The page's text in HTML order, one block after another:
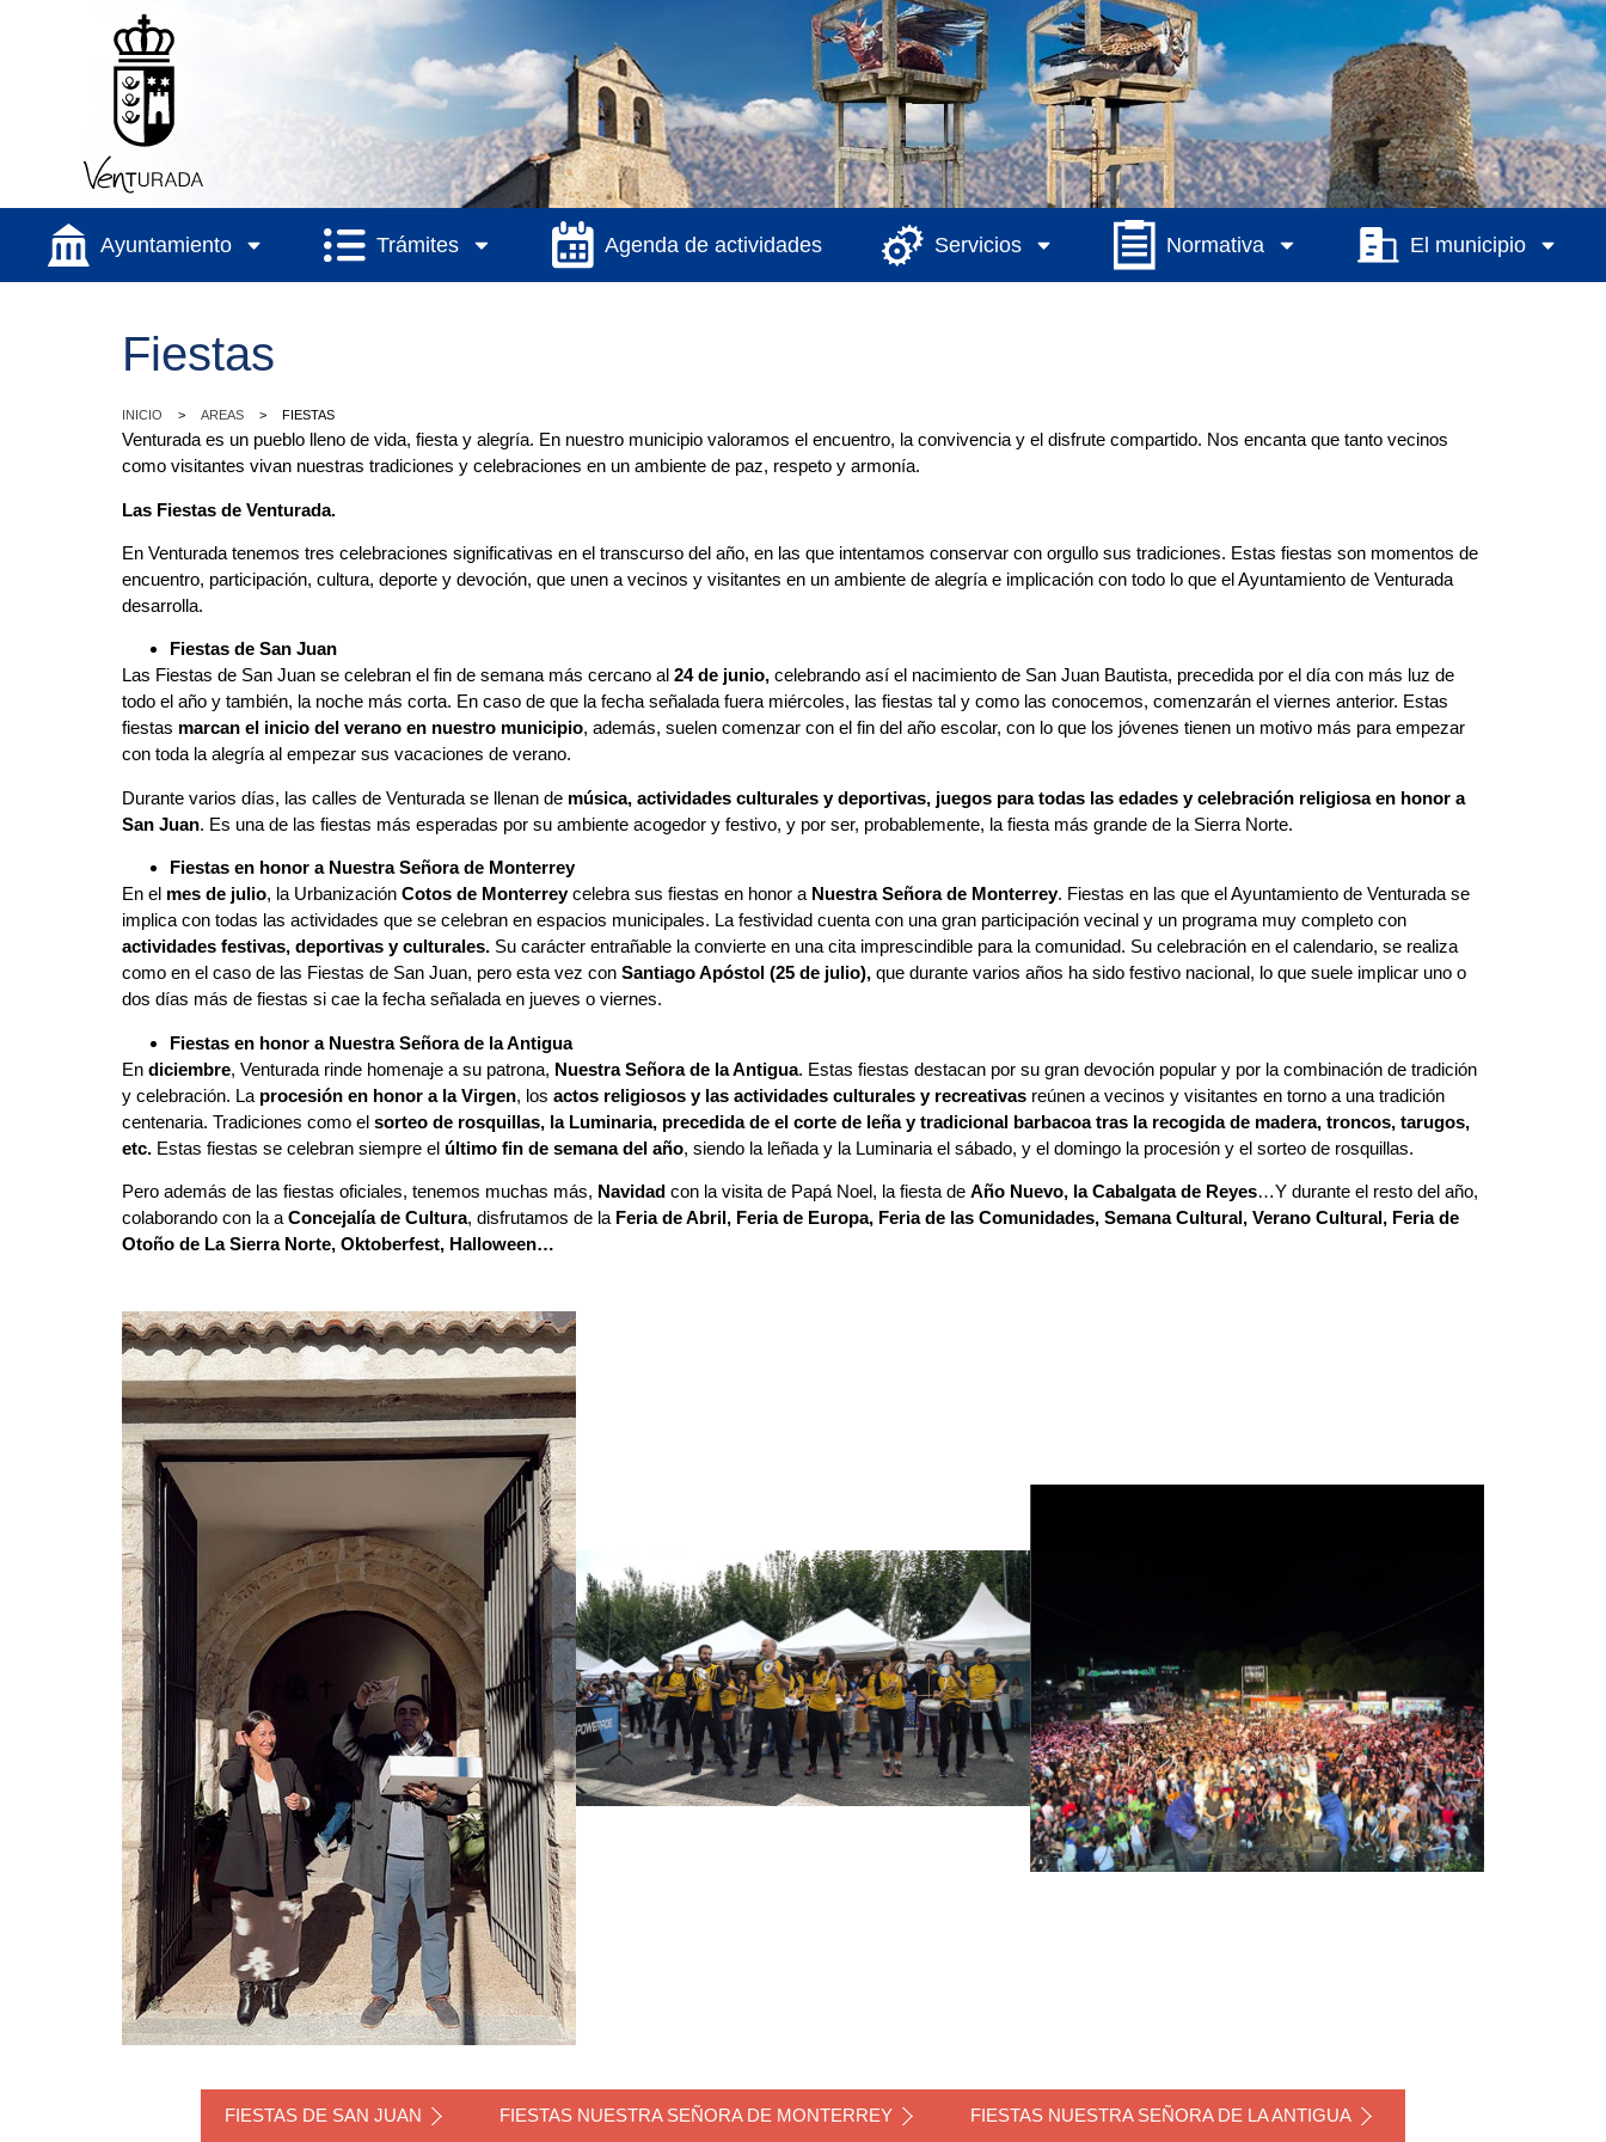
Ayuntamiento Trámites Agenda de actividades Servicios Normativa El municipio
Fiestas
INICIO > AREAS > FIESTAS
Venturada es un pueblo lleno de vida, fiesta y alegría. En nuestro municipio valoramos el encuentro, la convivencia y el disfrute compartido. Nos encanta que tanto vecinos
como visitantes vivan nuestras tradiciones y celebraciones en un ambiente de paz, respeto y armonía.
Las Fiestas de Venturada.
En Venturada tenemos tres celebraciones significativas en el transcurso del año, en las que intentamos conservar con orgullo sus tradiciones. Estas fiestas son momentos de
encuentro, participación, cultura, deporte y devoción, que unen a vecinos y visitantes en un ambiente de alegría e implicación con todo lo que el Ayuntamiento de Venturada
desarrolla.
Fiestas de San Juan
Las Fiestas de San Juan se celebran el fin de semana más cercano al 24 de junio, celebrando así el nacimiento de San Juan Bautista, precedida por el día con más luz de
todo el año y también, la noche más corta. En caso de que la fecha señalada fuera miércoles, las fiestas tal y como las conocemos, comenzarán el viernes anterior. Estas
fiestas marcan el inicio del verano en nuestro municipio, además, suelen comenzar con el fin del año escolar, con lo que los jóvenes tienen un motivo más para empezar
con toda la alegría al empezar sus vacaciones de verano.
Durante varios días, las calles de Venturada se llenan de música, actividades culturales y deportivas, juegos para todas las edades y celebración religiosa en honor a
San Juan. Es una de las fiestas más esperadas por su ambiente acogedor y festivo, y por ser, probablemente, la fiesta más grande de la Sierra Norte.
Fiestas en honor a Nuestra Señora de Monterrey
En el mes de julio, la Urbanización Cotos de Monterreycelebra sus fiestas en honor a Nuestra Señora de Monterrey. Fiestas en las que el Ayuntamiento de Venturada se
implica con todas las actividades que se celebran en espacios municipales. La festividad cuenta con una gran participación vecinal y un programa muy completo con
actividades festivas, deportivas y culturales. Su carácter entrañable la convierte en una cita imprescindible para la comunidad. Su celebración en el calendario, se realiza
como en el caso de las Fiestas de San Juan, pero esta vez con Santiago Apóstol (25 de julio), que durante varios años ha sido festivo nacional, lo que suele implicar uno o
dos días más de fiestas si cae la fecha señalada en jueves o viernes.
Fiestas en honor a Nuestra Señora de la Antigua
En diciembre, Venturada rinde homenaje a su patrona, Nuestra Señora de la Antigua. Estas fiestas destacan por su gran devoción popular y por la combinación de tradición
y celebración. La procesión en honor a la Virgen, los actos religiosos y las actividades culturales y recreativas reúnen a vecinos y visitantes en torno a una tradición
centenaria. Tradiciones como el sorteo de rosquillas, la Luminaria, precedida de el corte de leña y tradicional barbacoa tras la recogida de madera, troncos, tarugos,
etc. Estas fiestas se celebran siempre el último fin de semana del año, siendo la leñada y la Luminaria el sábado, y el domingo la procesión y el sorteo de rosquillas.
Pero además de las fiestas oficiales, tenemos muchas más, Navidad con la visita de Papá Noel, la fiesta de Año Nuevo, la Cabalgata de Reyes…Y durante el resto del año,
colaborando con la a Concejalía de Cultura, disfrutamos de la Feria de Abril, Feria de Europa, Feria de las Comunidades, Semana Cultural, Verano Cultural, Feria de
Otoño de La Sierra Norte, Oktoberfest, Halloween…
FIESTAS DE SAN JUAN FIESTAS NUESTRA SEÑORA DE MONTERREY FIESTAS NUESTRA SEÑORA DE LA ANTIGUA